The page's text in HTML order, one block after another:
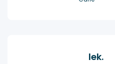
lek.